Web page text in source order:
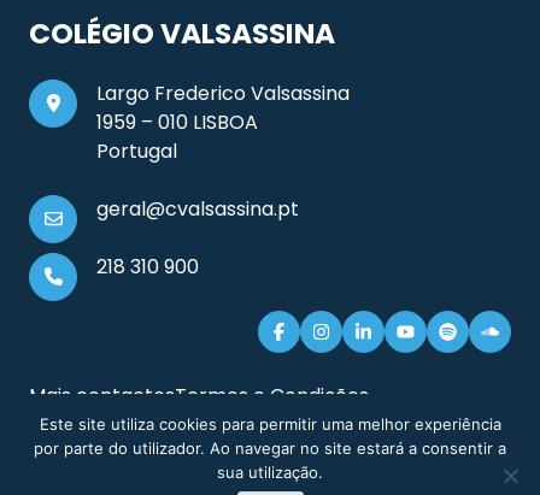
COLÉGIO VALSASSINA
Largo Frederico Valsassina
1959 – 010 LISBOA
Portugal
geral@cvalsassina.pt
218 310 900
Mais contactosTermos e Condições
Documentos e Informação LegalSitemap
Este site utiliza cookies para permitir uma melhor experiência
por parte do utilizador. Ao navegar no site estará a consentir a
sua utilização.